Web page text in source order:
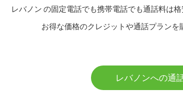
レバノン の固定電話でも携帯電話でも通話料は格
お得な価格のクレジットや通話プランを
レバノンへの通